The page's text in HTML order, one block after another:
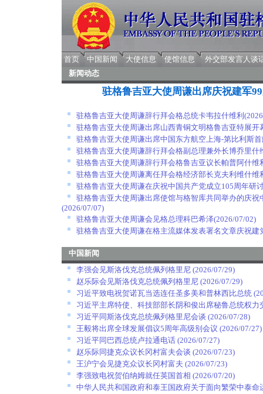
首页 中国新闻 大使信息 使馆信息
外交部发言人谈
新闻动态
驻格鲁吉亚大使周谦出席庆祝建军
驻格鲁吉亚大使周谦辞行拜会格总统卡韦拉什维利
驻格鲁吉亚大使周谦出席山西青铜文明格鲁吉亚特展开
驻格鲁吉亚大使周谦出席中国东方航空上海-第比利斯
驻格鲁吉亚大使周谦辞行拜会格副总理兼外长博乔里什
驻格鲁吉亚大使周谦辞行拜会格鲁吉亚议长帕普阿什维
驻格鲁吉亚大使周谦离任拜会格经济部长克夫利维什维
驻格鲁吉亚大使周谦在庆祝中国共产党成立105周年研
驻格鲁吉亚大使周谦出席使馆与格智库共同举办的庆
(2026/07/07)
驻格鲁吉亚大使周谦会见格总理科巴希泽(2026/07/02)
驻格鲁吉亚大使周谦在格主流媒体发表署名文章庆祝建
中国新闻
李强会见斯洛伐克总统佩列格里尼 (2026/07/29)
赵乐际会见斯洛伐克总统佩列格里尼 (2026/07/29)
习近平致电祝贺诺瓦当选连任圣多美和普林西比总统
习近平主席特使、科技部部长阴和俊出席秘鲁总统权力
习近平同斯洛伐克总统佩列格里尼会谈 (2026/07/28)
王毅将出席全球发展倡议5周年高级别会议 (2026/07/27)
习近平同巴西总统卢拉通电话 (2026/07/27)
赵乐际同捷克众议长冈村富夫会谈 (2026/07/23)
王沪宁会见捷克众议长冈村富夫 (2026/07/23)
李强致电祝贺伯纳姆就任英国首相 (2026/07/20)
中华人民共和国政府和泰王国政府关于面向繁荣中泰命